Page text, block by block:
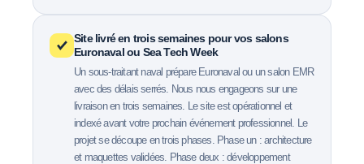
Site livré en trois semaines pour vos salons
Euronaval ou Sea Tech Week
Un sous-traitant naval prépare Euronaval ou un salon EMR
avec des délais serrés. Nous nous engageons sur une
livraison en trois semaines. Le site est opérationnel et
indexé avant votre prochain événement professionnel. Le
projet se découpe en trois phases. Phase un : architecture
et maquettes validées. Phase deux : développement